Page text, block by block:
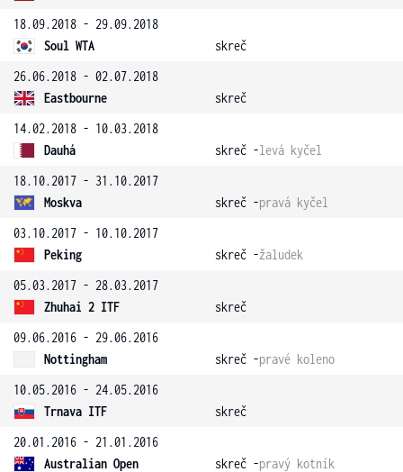
18.09.2018 - 29.09.2018
Soul WTA
skreč
26.06.2018 - 02.07.2018
Eastbourne
skreč
14.02.2018 - 10.03.2018
Dauhá
skreč -levá kyčel
18.10.2017 - 31.10.2017
Moskva
skreč -pravá kyčel
03.10.2017 - 10.10.2017
Peking
skreč -žaludek
05.03.2017 - 28.03.2017
Zhuhai 2 ITF
skreč
09.06.2016 - 29.06.2016
Nottingham
skreč -pravé koleno
10.05.2016 - 24.05.2016
Trnava ITF
skreč
20.01.2016 - 21.01.2016
Australian Open
skreč -pravý kotník